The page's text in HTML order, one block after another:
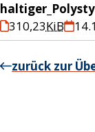
310,23KiB
zurück zur